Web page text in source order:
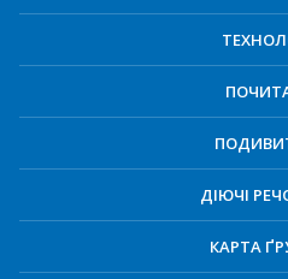
ДІЮЧІ
КАРТА